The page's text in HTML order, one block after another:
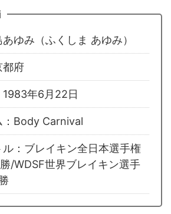
ゆみ（ふくしま あゆみ）
都府
年6月22日
：Body Carnival
ル：ブレイキン全日本選手権
/WDSF世界ブレイキン選手